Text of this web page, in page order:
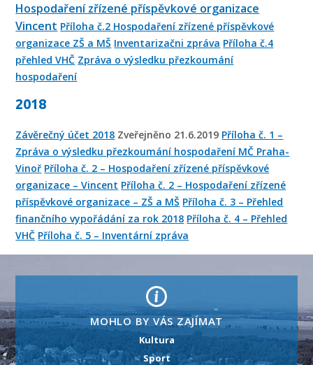
Hospodaření zřízené příspěvkové organizace
Vincent Příloha č.2 Hospodaření zřízené příspěvkové
organizace ZŠ a MŠ Inventarizačni zpráva Příloha č.4
přehled VHČ Zpráva o výsledku přezkoumání
hospodaření
2018
Závěrečný účet 2018 Zveřejněno 21.6.2019 Příloha č. 1 –
Zpráva o výsledku přezkoumání hospodaření MČ Praha-
Vinoř Příloha č. 2 – Hospodaření zřízené příspěvkové
organizace – Vincent Příloha č. 2 – Hospodaření zřízené
příspěvkové organizace – ZŠ a MŠ Příloha č. 3 – Přehled
finančního vypořádání za rok 2018 Příloha č. 4 – Přehled
VHČ Příloha č. 5 – Inventární zpráva
MOHLO BY VÁS ZAJÍMAT
Kultura
Sport